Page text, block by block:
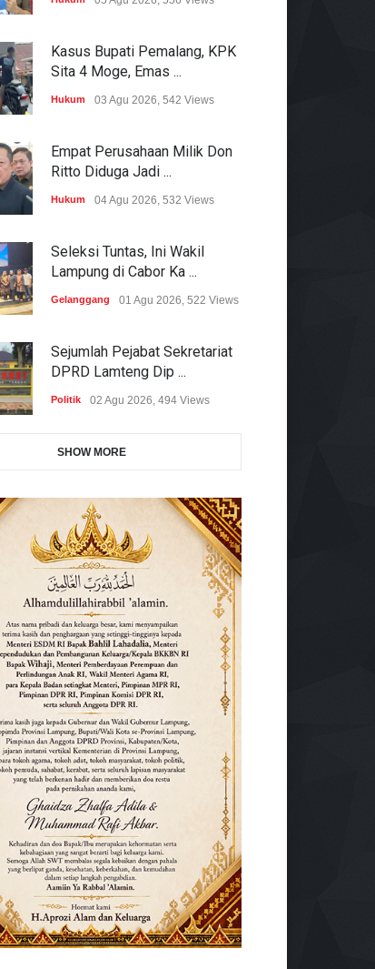
Kasus Bupati Pemalang, KPK
Sita 4 Moge, Emas ...
Hukum 03 Agu 2026, 542 Views
Empat Perusahaan Milik Don
Ritto Diduga Jadi ...
Hukum 04 Agu 2026, 532 Views
Seleksi Tuntas, Ini Wakil
Lampung di Cabor Ka ...
Gelanggang 01 Agu 2026, 522 Views
Sejumlah Pejabat Sekretariat
DPRD Lamteng Dip ...
Politik 02 Agu 2026, 494 Views
SHOW MORE